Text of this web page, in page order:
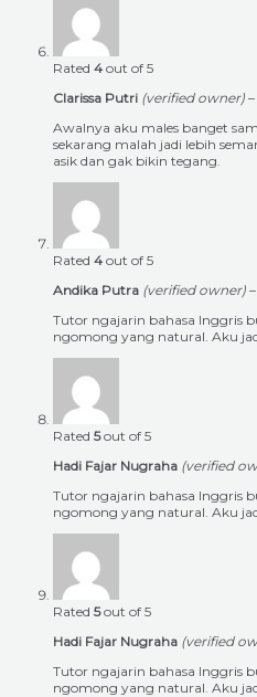
Rated 4 out of 5
Clarissa Putri (verified owner) –
Awalnya aku males banget
sekarang malah jadi lebih
asik dan gak bikin tegang.
Rated 4 out of 5
Andika Putra (verified owner) –
Tutor ngajarin bahasa Inggris
ngomong yang natural. Aku
Rated 5out of 5
Hadi Fajar Nugraha (verified
Tutor ngajarin bahasa Inggris
ngomong yang natural. Aku
Rated 5out of 5
Hadi Fajar Nugraha (verified
Tutor ngajarin bahasa Inggris
ngomong yang natural. Aku